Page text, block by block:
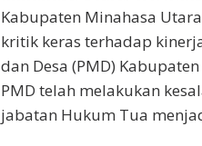
Kabupaten Minahasa
kritik keras terhadap
dan Desa (PMD)
PMD telah melakukan
jabatan Hukum Tua